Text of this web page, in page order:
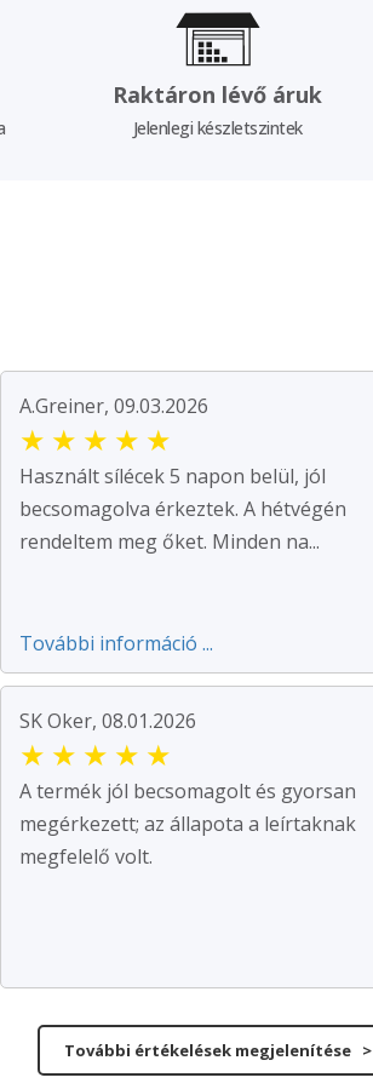
Raktáron lévő áruk
Jelenlegi készletszintek
A.Greiner, 09.03.2026
★ ★ ★ ★ ★
Használt sílécek 5 napon belül, jól
becsomagolva érkeztek. A hétvégén
rendeltem meg őket. Minden na...
További információ ...
SK Oker, 08.01.2026
★ ★ ★ ★ ★
A termék jól becsomagolt és gyorsan
megérkezett; az állapota a leírtaknak
megfelelő volt.
További értékelések megjelenítése >